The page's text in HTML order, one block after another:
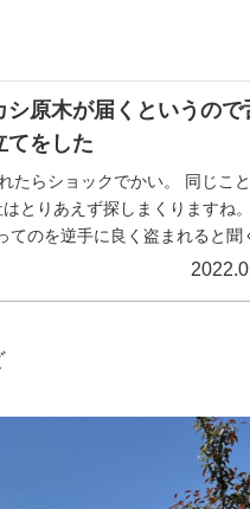
シ原木が届くというので
てをした
たらショックでかい。 同じこ
とりあえず探しまくりますね
てのを逆手に良く盗まれると聞
そう。 焚火台は重いし熾火が